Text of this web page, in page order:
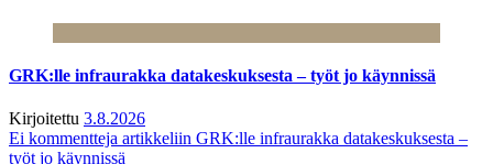
GRK:lle infraurakka datakeskuksesta – työt jo käynnissä
Kirjoitettu 3.8.2026
Ei kommentteja artikkeliin GRK:lle infraurakka datakeskuksesta –
työt jo käynnissä